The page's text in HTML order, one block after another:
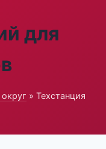
для
» Техстанция